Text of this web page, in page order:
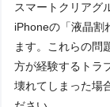
スマートクリアグ
iPhoneの「液晶割
ます。これらの問
方が経験するトラ
壊れてしまった場